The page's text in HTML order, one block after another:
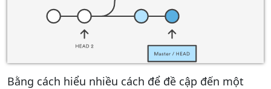
Bằng cách hiểu nhiều cách để đề cập đến một